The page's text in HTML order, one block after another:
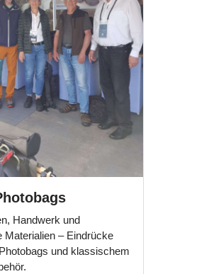
Handwerk und
Materialien – Eindrücke
und klassischem